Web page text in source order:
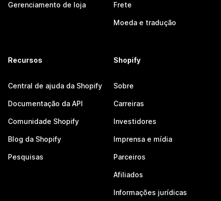
Gerenciamento de loja Frete
Moeda e tradução
Recursos
Central de ajuda da Shopify
Documentação da API
Comunidade Shopify
Blog da Shopify
Pesquisas
Shopify
Sobre
Carreiras
Investidores
Imprensa e mídia
Parceiros
Afiliados
Informações jurídicas